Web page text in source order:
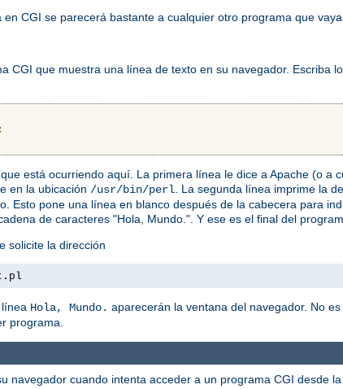
CGI se parecerá bastante a cualquier otro programa que
CGI que muestra una línea de texto en su navegador. Escriba
;
está ocurriendo aquí. La primera línea le dice a Apache (o a
en la ubicación /usr/bin/perl . La segunda línea imprime la
Esto pone una línea en blanco después de la cabecera para
de caracteres "Hola, Mundo.". Y ese es el final del
solicite la dirección
Hola, Mundo. aparecerán la ventana del navegador. No
programa.
navegador cuando intenta acceder a un programa CGI desde la